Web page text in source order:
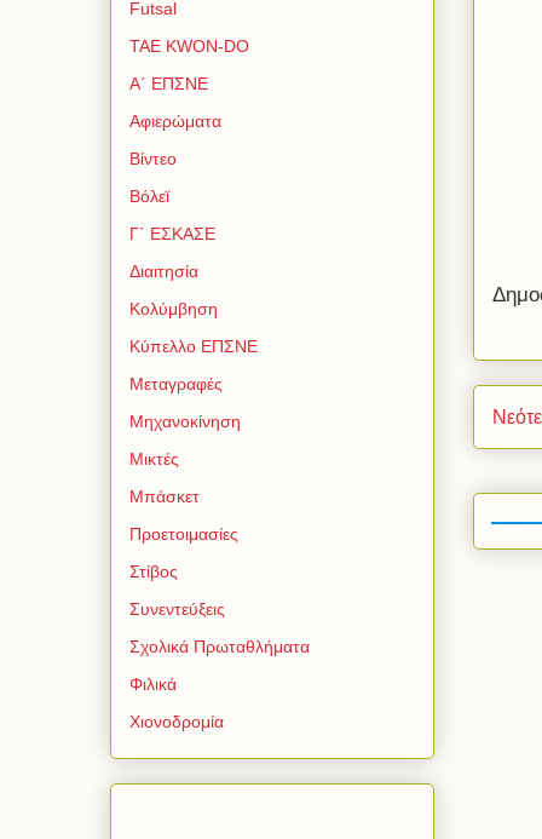
Futsal
TAE KWON-DO
Α΄ ΕΠΣΝΕ
Αφιερώματα
Βίντεο
Βόλεϊ
Γ΄ ΕΣΚΑΣΕ
Διαιτησία
Κολύμβηση
Κύπελλο ΕΠΣΝΕ
Μεταγραφές
Μηχανοκίνηση
Μικτές
Μπάσκετ
Προετοιμασίες
Στίβος
Συνεντεύξεις
Σχολικά Πρωταθλήματα
Φιλικά
Χιονοδρομία